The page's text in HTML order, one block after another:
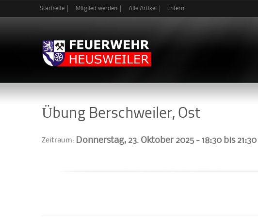
Startseite Mitglied werden Alle Artikel Intern
Übung Berschweiler, Ost
Zeitraum: Donnerstag, 23. Oktober 2025 -18:30 bis 21:30